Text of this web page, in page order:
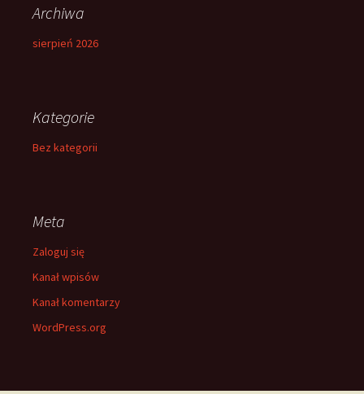
Archiwa
sierpień 2026
Kategorie
Bez kategorii
Meta
Zaloguj się
Kanał wpisów
Kanał komentarzy
WordPress.org